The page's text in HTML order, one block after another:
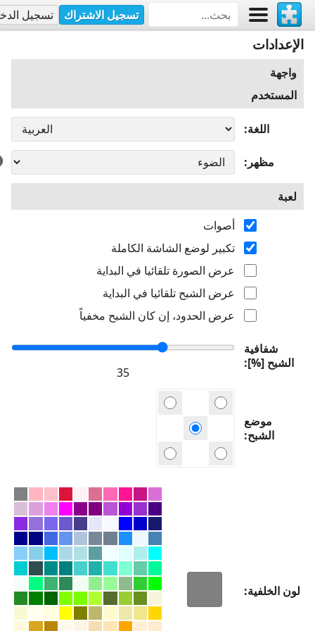
تسجيل الاشتراك تسجيل
الإعدادات
واجهة
المستخدم
اللغة
مظهر
لعبة
أصوات
تكبير لوضع الشاشة الكاملة
عرض الصورة تلقائيا في البداية
عرض الشبح تلقائيا في البداية
عرض الحدود، إن كان الشبح مخفياً
شفافية
الشبح [%]
موضع
الشبح
لون الخلفية